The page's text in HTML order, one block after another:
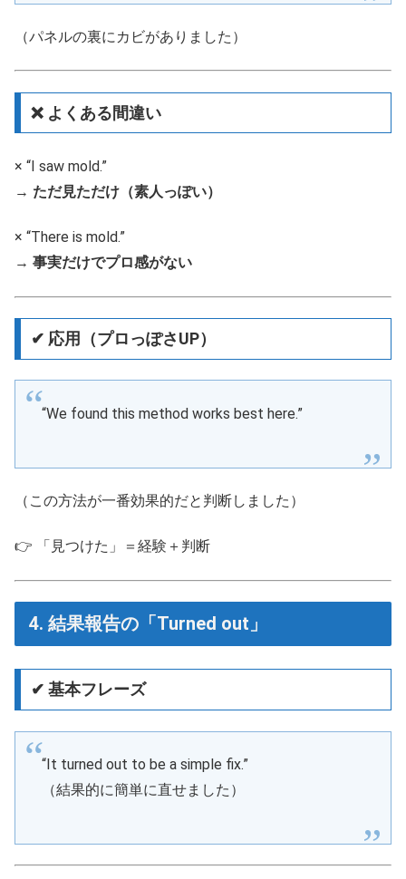
（パネルの裏にカビがありました）
❌ よくある間違い
× “I saw mold.”
→ ただ見ただけ（素人っぽい）
× “There is mold.”
→ 事実だけでプロ感がない
✔ 応用（プロっぽさUP）
“We found this method works best here.”
（この方法が一番効果的だと判断しました）
👉 「見つけた」＝経験＋判断
4. 結果報告の「Turned out」
✔ 基本フレーズ
“It turned out to be a simple fix.”
（結果的に簡単に直せました）